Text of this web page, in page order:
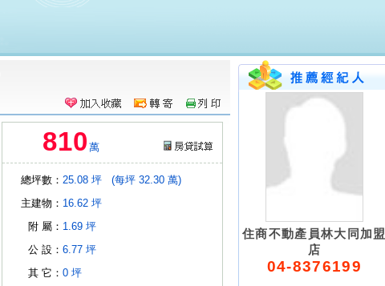
810 萬
總坪數： 25.08 坪
(每坪 32.30 萬)
主建物： 16.62 坪
附 屬： 1.69 坪
公 設： 6.77 坪
其 它： 0 坪
住商不動產員林大同加盟
店
04-8376199